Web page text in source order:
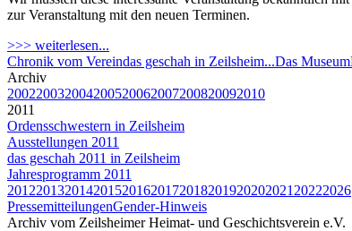
zur Veranstaltung mit den neuen Terminen.
>>> weiterlesen...
Chronik vom Vereindas geschah in Zeilsheim...Das Museum
Archiv
200220032004200520062007200820092010
2011
Ordensschwestern in Zeilsheim
Ausstellungen 2011
das geschah 2011 in Zeilsheim
Jahresprogramm 2011
2012201320142015201620172018201920202021 20222026
PressemitteilungenGender-Hinweis
Archiv vom Zeilsheimer Heimat- und Geschichtsverein e.V.